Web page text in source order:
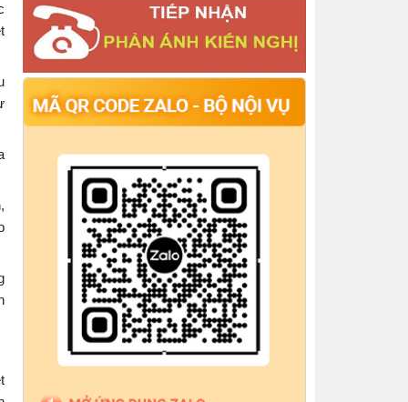
Thông báo Báo cáo tình hình thực hiện cơ chế tự
chủ, tự chịu trách nhiệm theo Nghị định số
Thông báo Danh sách người thực hiện trợ giúp
thông báo cấp lại Giấy đăng ký hoạt động Công ty
Luật TNHH PK Việt Nam
Thông báo quyết định công nhận hoàn thành tập
Thông báo Về việc công bố danh sách giám định
viên tư pháp, người giám định tư pháp theo vụ việc,
Thông báo Đăng ký tập sự hành nghề công
chứng cho bà Nguyễn Bình Nguyên